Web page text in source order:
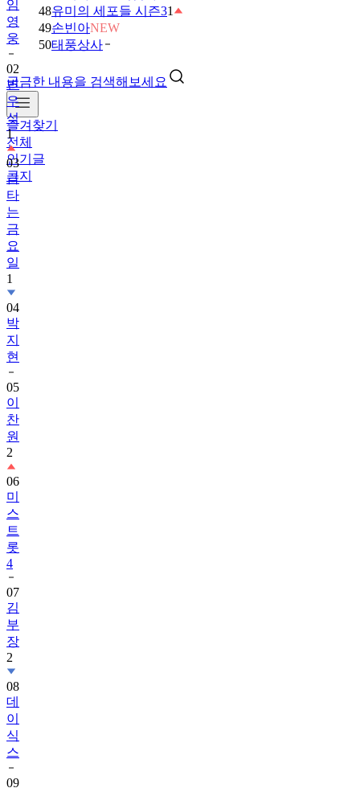
48유미의 세포들 시즌31
49손빈아NEW
50태풍상사
궁금한 내용을 검색해보세요
즐겨찾기
전체
인기글
공지
임
영
웅
02
변
우
석
1
03
금
타
는
금
요
일
1
04
박
지
현
05
이
찬
원
2
06
미
스
트
롯
4
07
김
부
장
2
08
데
이
식
스
09